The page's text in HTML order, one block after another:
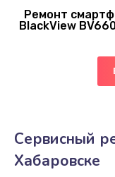
Замена
Ремонт
BlackView
Сервисный
Хабаровске